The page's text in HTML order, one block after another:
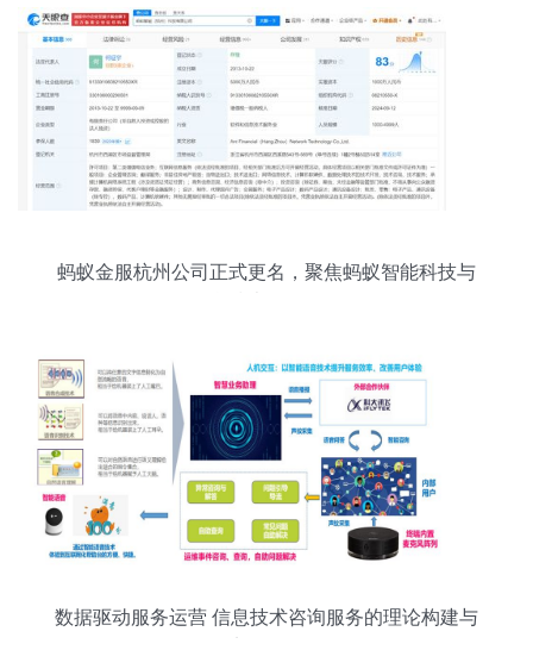
蚂蚁金服杭州公司正式更名，聚焦蚂蚁智能科技与
数据驱动服务运营 信息技术咨询服务的理论构建与